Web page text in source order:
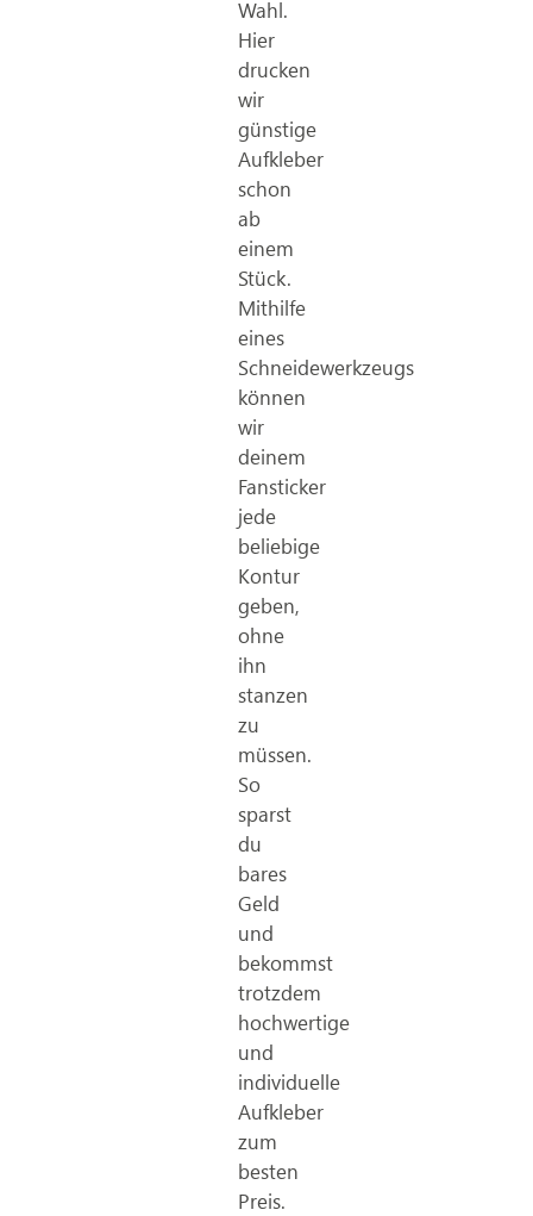
Wahl.
Hier
drucken
wir
günstige
Aufkleber
schon
ab
einem
Stück.
Mithilfe
eines
Schneidewerkzeugs
können
wir
deinem
Fansticker
jede
beliebige
Kontur
geben,
ohne
ihn
stanzen
zu
müssen.
So
sparst
du
bares
Geld
und
bekommst
trotzdem
hochwertige
und
individuelle
Aufkleber
zum
besten
Preis.